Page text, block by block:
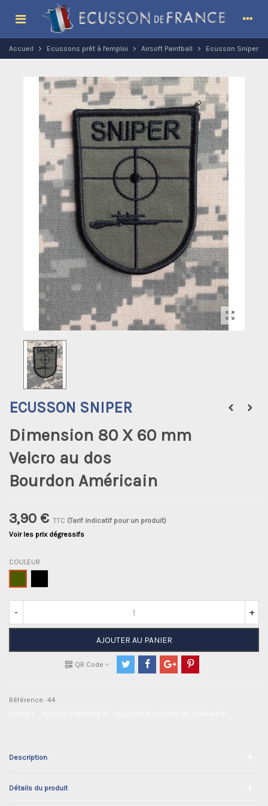
Accueil > Ecussons prêt à l'emploi > Airsoft Paintball > Ecusson Sniper
ECUSSON SNIPER
Dimension 80 X 60 mm
Velcro au dos
Bourdon Américain
3,90 € TTC (Tarif indicatif pour un produit)
Voir les prix dégressifs
COULEUR
- +
AJOUTER AU PANIER
QR Code
Référence: 44
Description
Détails du produit